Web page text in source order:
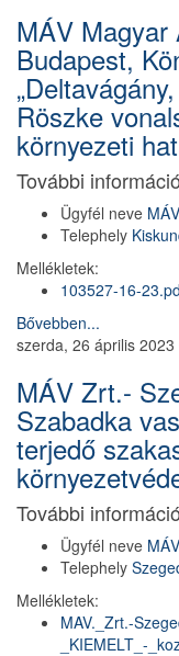
MÁV
Budapest,
Röszke
környezeti
További
Ügyfél neve
Telephely
Mellékletek:
103527-16-
Bővebben...
szerda, 26 április 2023
MÁV Zrt.-
Szabadka
terjedő
További
Ügyfél neve
Telephely
Mellékletek:
MAV._Zrt.-
_KIEMELT_-